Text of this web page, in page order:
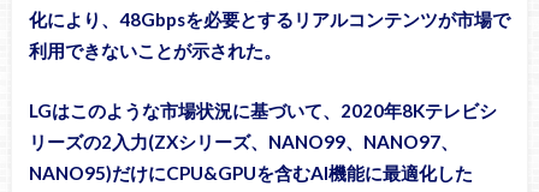
化により、48Gbpsを必要とするリアルコンテンツが市場で
利用できないことが示された。
LGはこのような市場状況に基づいて、2020年8Kテレビシ
リーズの2入力(ZXシリーズ、NANO99、NANO97、
NANO95)だけにCPU&GPUを含むAI機能に最適化した